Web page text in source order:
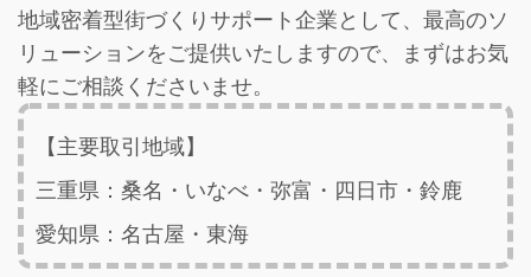
地域密着型街づくりサポート企業として、最高のソ
リューションをご提供いたしますので、まずはお気
軽にご相談くださいませ。
【主要取引地域】
三重県：桑名・いなべ・弥富・四日市・鈴鹿
愛知県：名古屋・東海